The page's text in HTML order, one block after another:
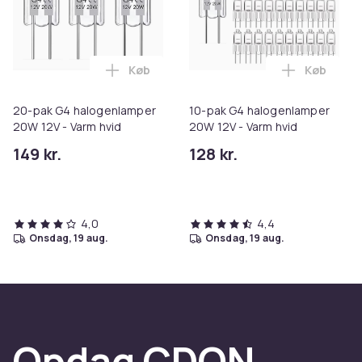
20-pak G4 halogenlamper
20W 12V - Varm hvid
149 kr.
Læg 20-pak G4 halogenlamper 20W
Køb
4,0
onsdag, 19 aug.
10-pak G4 halogenlamper
20W 12V - Varm hvid
128 kr.
Læg 10-
Køb
4,4
onsdag, 19 aug.